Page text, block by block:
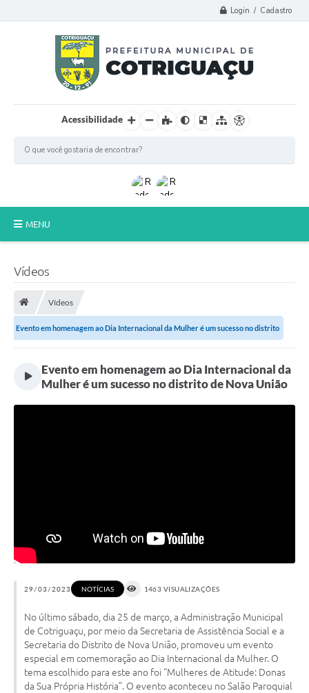
Login / Cadastro
Acessibilidade
MENU
A Prefeitura
Notícias
Transparência
Audiências Públicas
Arquivos para Download
Turismo
Obras
Projetos
Vídeos
Vídeos
Evento em homenagem ao Dia Internacional da Mulher é um sucesso no distrito
Evento em homenagem ao Dia Internacional da
Mulher é um sucesso no distrito de Nova União
29/03/2023 NOTÍCIAS 1463 VISUALIZAÇÕES
No último sábado, dia 25 de março, a Administração Municipal
de Cotriguaçu, por meio da Secretaria de Assistência Social e a
Secretaria do Distrito de Nova União, promoveu um evento
especial em comemoração ao Dia Internacional da Mulher. O
tema escolhido para este ano foi “Mulheres de Atitude: Donas
da Sua Própria História”. O evento aconteceu no Salão Paroquial